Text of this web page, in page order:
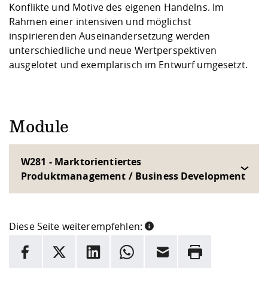
Konflikte und Motive des eigenen Handelns. Im
Rahmen einer intensiven und möglichst
inspirierenden Auseinandersetzung werden
unterschiedliche und neue Wertperspektiven
ausgelotet und exemplarisch im Entwurf umgesetzt.
Module
W281 - Marktorientiertes
Produktmanagement / Business Development
Diese Seite weiterempfehlen:
INFORMATION
Hier stehen weitere Informationen und ein Link zur
Facebook
X LinkedInWhatsappE-Mail Drucken